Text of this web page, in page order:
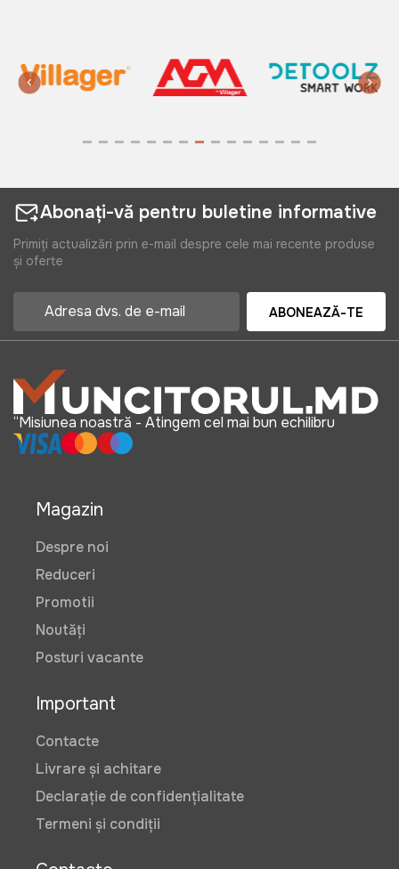
Abonați-vă pentru buletine informative
Primiți actualizări prin e-mail despre cele mai recente produse
și oferte
ABONEAZĂ-TE
“Misiunea noastră - Atingem cel mai bun echilibru
Magazin
Despre noi
Reduceri
Promotii
Noutăți
Posturi vacante
Important
Contacte
Livrare și achitare
Declarație de confidențialitate
Termeni și condiții